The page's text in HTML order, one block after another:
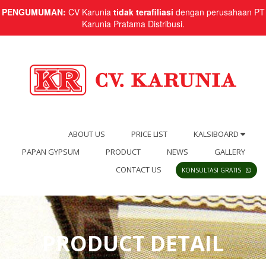
PENGUMUMAN: CV Karunia tidak terafiliasi dengan perusahaan PT
Karunia Pratama Distribusi.
ABOUT US PRICE LIST
KALSIBOARD
PAPAN GYPSUM
PRODUCT NEWS
GALLERY
CONTACT US
KONSULTASI GRATIS
PRODUCT DETAIL